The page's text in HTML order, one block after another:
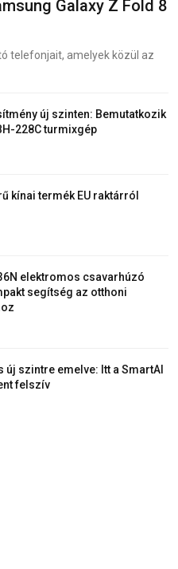
Galaxy Z Fold 8
telefonjait, amelyek közül az
új szinten: Bemutatkozik
228C turmixgép
kínai termék EU raktárról
elektromos csavarhúzó
segítség az otthoni
új szintre emelve: Itt a SmartAI
felszív